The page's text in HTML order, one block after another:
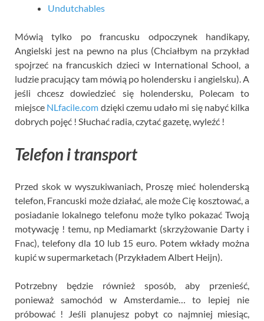
Undutchables
Mówią tylko po francusku odpoczynek handikapy,
Angielski jest na pewno na plus (Chciałbym na przykład
spojrzeć na francuskich dzieci w International School, a
ludzie pracujący tam mówią po holendersku i angielsku). A
jeśli chcesz dowiedzieć się holendersku, Polecam to
miejsce NLfacile.com dzięki czemu udało mi się nabyć kilka
dobrych pojęć ! Słuchać radia, czytać gazetę, wyleźć !
Telefon i transport
Przed skok w wyszukiwaniach, Proszę mieć holenderską
telefon, Francuski może działać, ale może Cię kosztować, a
posiadanie lokalnego telefonu może tylko pokazać Twoją
motywację ! temu, np Mediamarkt (skrzyżowanie Darty i
Fnac), telefony dla 10 lub 15 euro. Potem wkłady można
kupić w supermarketach (Przykładem Albert Heijn).
Potrzebny będzie również sposób, aby przenieść,
ponieważ samochód w Amsterdamie… to lepiej nie
próbować ! Jeśli planujesz pobyt co najmniej miesiąc,